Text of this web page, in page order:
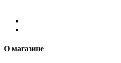
О магазине